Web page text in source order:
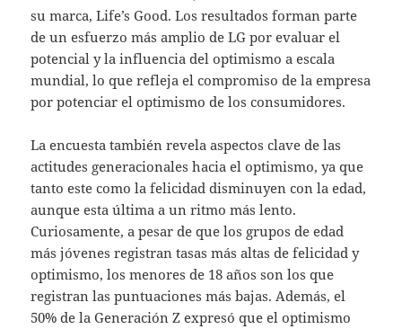
su marca, Life’s Good. Los resultados forman parte
de un esfuerzo más amplio de LG por evaluar el
potencial y la influencia del optimismo a escala
mundial, lo que refleja el compromiso de la empresa
por potenciar el optimismo de los consumidores.
La encuesta también revela aspectos clave de las
actitudes generacionales hacia el optimismo, ya que
tanto este como la felicidad disminuyen con la edad,
aunque esta última a un ritmo más lento.
Curiosamente, a pesar de que los grupos de edad
más jóvenes registran tasas más altas de felicidad y
optimismo, los menores de 18 años son los que
registran las puntuaciones más bajas. Además, el
50% de la Generación Z expresó que el optimismo